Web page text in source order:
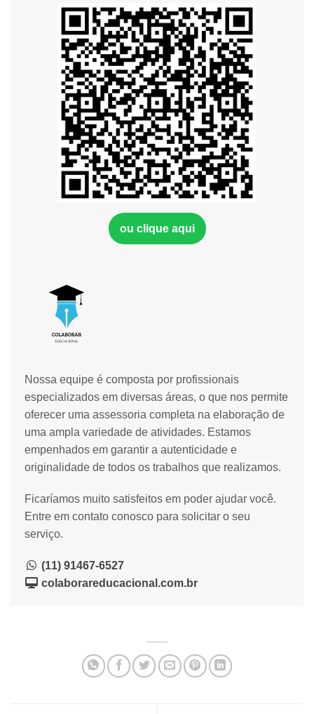
Nossa equipe é composta por profissionais
especializados em diversas áreas, o que nos permite
oferecer uma assessoria completa na elaboração de
uma ampla variedade de atividades. Estamos
empenhados em garantir a autenticidade e
originalidade de todos os trabalhos que realizamos.
Ficaríamos muito satisfeitos em poder ajudar você.
Entre em contato conosco para solicitar o seu
serviço.
(11) 91467-6527
colaborareducacional.com.br
ou clique aqui